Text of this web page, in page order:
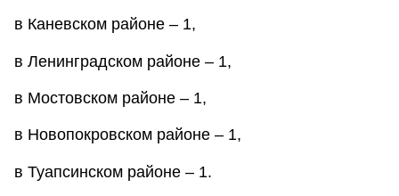
в Каневском районе – 1,
в Ленинградском районе – 1,
в Мостовском районе – 1,
в Новопокровском районе – 1,
в Туапсинском районе – 1.